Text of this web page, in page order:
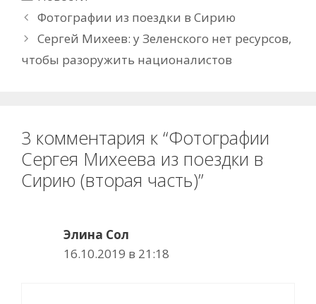
Фотографии из поездки в Сирию
Сергей Михеев: у Зеленского нет ресурсов,
чтобы разоружить националистов
3 комментария к “Фотографии
Сергея Михеева из поездки в
Сирию (вторая часть)”
Элина Сол
16.10.2019 в 21:18